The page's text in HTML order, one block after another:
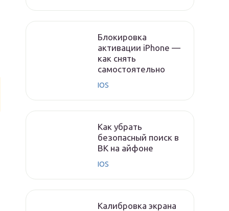
Блокировка
активации iPhone —
как снять
самостоятельно
IOS
Как убрать
безопасный поиск в
ВК на айфоне
IOS
Калибровка экрана